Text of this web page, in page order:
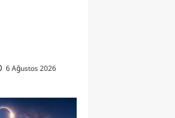
6 Ağustos 2026